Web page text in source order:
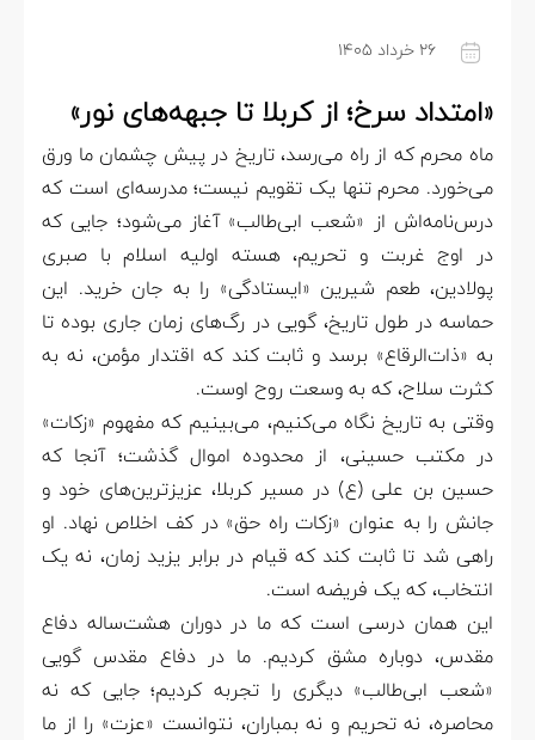
۲۶ خرداد ۱۴۰۵
«امتداد سرخ؛ از کربلا تا جبهه‌های نور»
ماه محرم که از راه می‌رسد، تاریخ در پیش چشمان ما ورق
می‌خورد. محرم تنها یک تقویم نیست؛ مدرسه‌ای است که
درس‌نامه‌اش از «شعب ابی‌طالب» آغاز می‌شود؛ جایی که
در اوج غربت و تحریم، هسته‌ اولیه اسلام با صبری
پولادین، طعم شیرین «ایستادگی» را به جان خرید. این
حماسه در طول تاریخ، گویی در رگ‌های زمان جاری بوده تا
به «ذات‌الرقاع» برسد و ثابت کند که اقتدار مؤمن، نه به
کثرت سلاح، که به وسعت روح اوست.
وقتی به تاریخ نگاه می‌کنیم، می‌بینیم که مفهوم «زکات»
در مکتب حسینی، از محدوده‌ اموال گذشت؛ آنجا که
حسین بن علی (ع) در مسیر کربلا، عزیزترین‌های خود و
جانش را به عنوان «زکات راه حق» در کف اخلاص نهاد. او
راهی شد تا ثابت کند که قیام در برابر یزید زمان، نه یک
انتخاب، که یک فریضه است.
این همان درسی است که ما در دوران هشت‌ساله‌ دفاع
مقدس، دوباره مشق کردیم. ما در دفاع مقدس گویی
«شعب ابی‌طالب» دیگری را تجربه کردیم؛ جایی که نه
محاصره، نه تحریم و نه بمباران، نتوانست «عزت» را از ما